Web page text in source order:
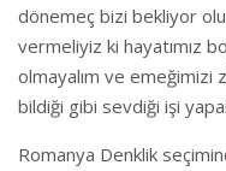
dönemeç bizi bekliyor
vermeliyiz ki hayatımız
olmayalım ve emeğimizi
bildiği gibi sevdiği işi
Romanya Denklik